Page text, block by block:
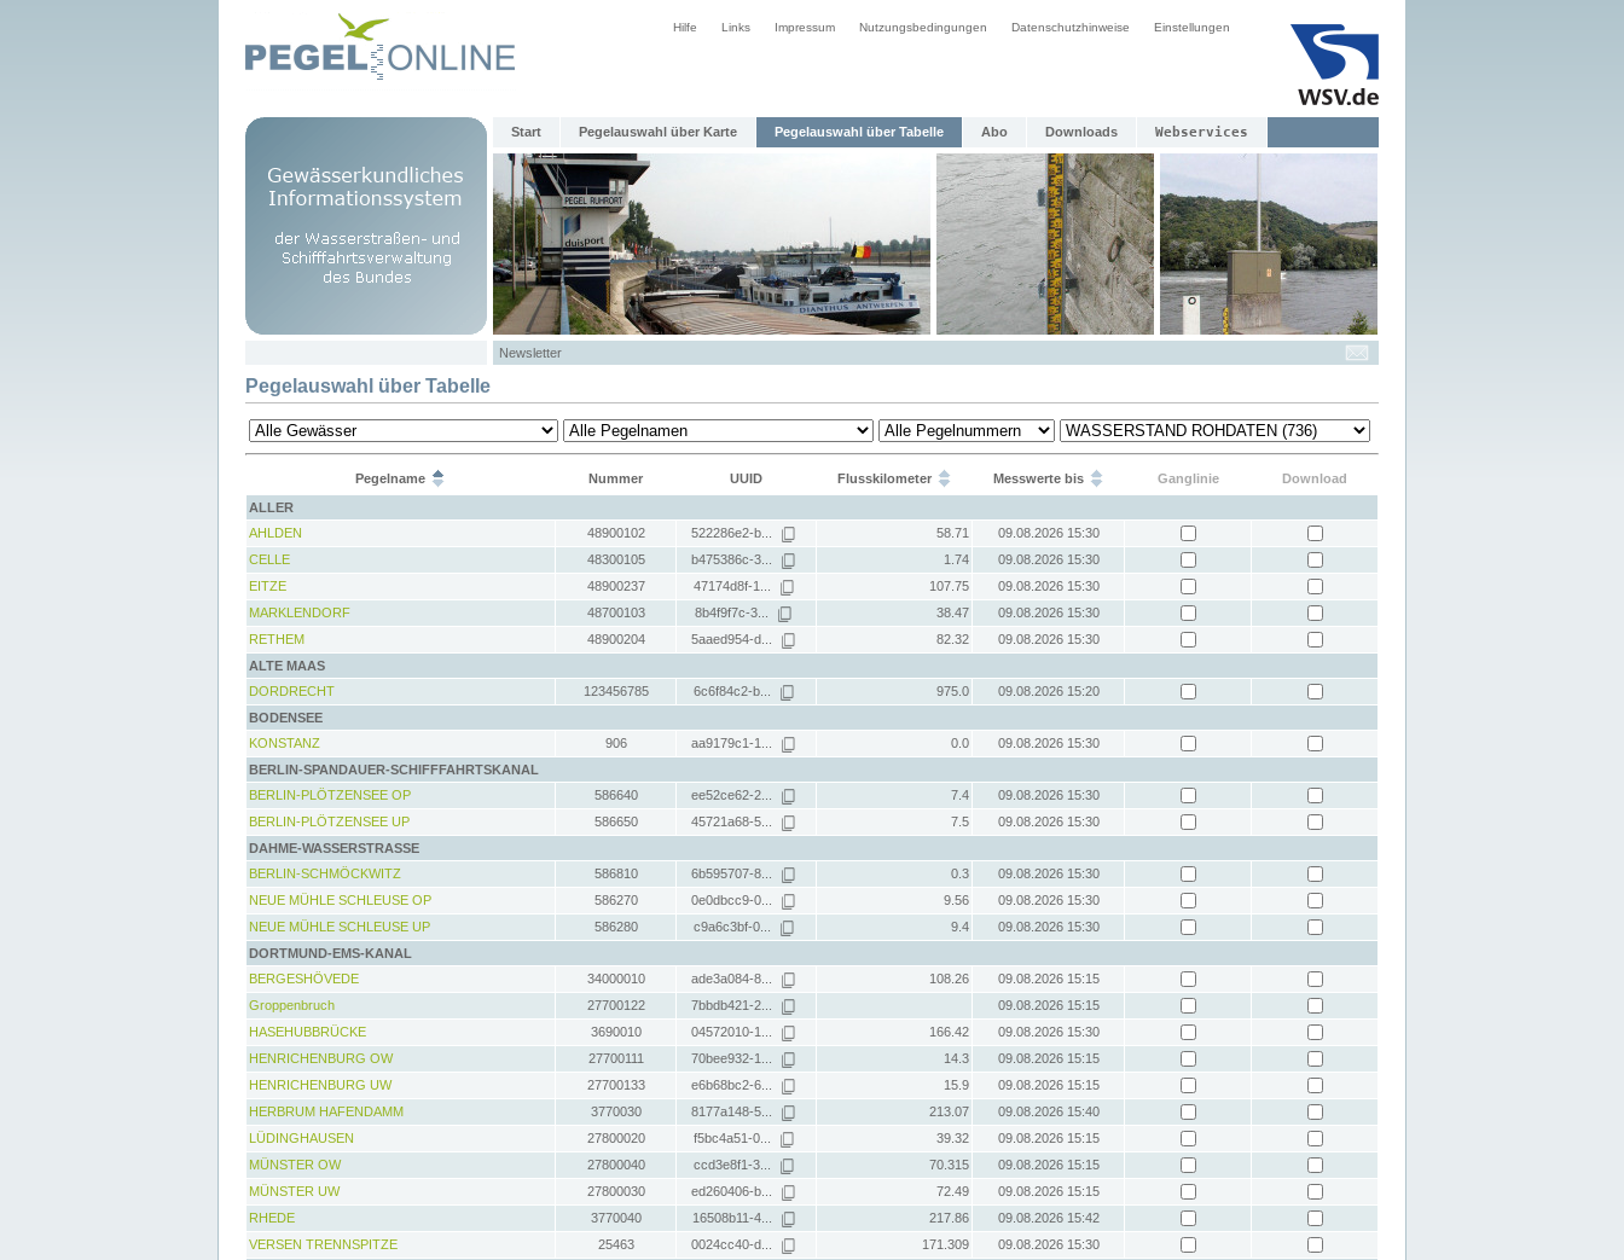
Hilfe Links Impressum Nutzungsbedingungen Datenschutzhinweise Einstellungen
Start Pegelauswahl über Karte Pegelauswahl über Tabelle Abo Downloads Webservices
Newsletter
Pegelauswahl über Tabelle
Pegelname Nummer UUID Flusskilometer Messwerte bis Ganglinie
Download
ALLER
AHLDEN
48900102 522286e2-b... 58.71
09.08.2026 15:30
CELLE
48300105 b475386c-3... 1.74
09.08.2026 15:30
EITZE
48900237 47174d8f-1... 107.75
09.08.2026 15:30
MARKLENDORF
48700103 8b4f9f7c-3... 38.47
09.08.2026 15:30
RETHEM
48900204 5aaed954-d... 82.32
09.08.2026 15:30
ALTE MAAS
DORDRECHT
123456785 6c6f84c2-b... 975.0
09.08.2026 15:20
BODENSEE
KONSTANZ
906 aa9179c1-1... 0.0
09.08.2026 15:30
BERLIN-SPANDAUER-SCHIFFFAHRTSKANAL
BERLIN-PLÖTZENSEE OP
586640 ee52ce62-2... 7.4
09.08.2026 15:30
BERLIN-PLÖTZENSEE UP
586650 45721a68-5... 7.5
09.08.2026 15:30
DAHME-WASSERSTRASSE
BERLIN-SCHMÖCKWITZ
586810 6b595707-8... 0.3
09.08.2026 15:30
NEUE MÜHLE SCHLEUSE OP
586270 0e0dbcc9-0... 9.56
09.08.2026 15:30
NEUE MÜHLE SCHLEUSE UP
586280 c9a6c3bf-0... 9.4
09.08.2026 15:30
DORTMUND-EMS-KANAL
BERGESHÖVEDE
34000010 ade3a084-8... 108.26
09.08.2026 15:15
Groppenbruch
27700122 7bbdb421-2...
09.08.2026 15:15
HASEHUBBRÜCKE
3690010 04572010-1... 166.42
09.08.2026 15:30
HENRICHENBURG OW
27700111 70bee932-1... 14.3
09.08.2026 15:15
HENRICHENBURG UW
27700133 e6b68bc2-6... 15.9
09.08.2026 15:15
HERBRUM HAFENDAMM
3770030 8177a148-5... 213.07
09.08.2026 15:40
LÜDINGHAUSEN
27800020 f5bc4a51-0... 39.32
09.08.2026 15:15
MÜNSTER OW
27800040 ccd3e8f1-3... 70.315
09.08.2026 15:15
MÜNSTER UW
27800030 ed260406-b... 72.49
09.08.2026 15:15
RHEDE
3770040 16508b11-4... 217.86
09.08.2026 15:42
VERSEN TRENNSPITZE
25463 0024cc40-d... 171.309
09.08.2026 15:30